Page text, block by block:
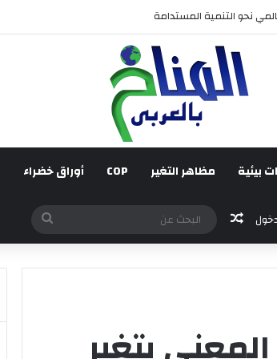
دراسة تحليلية.
بيئية مظاهر التغير COP أوراق خضراء
مقال عشوائي
عن